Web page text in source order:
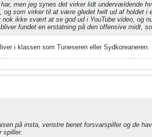
men jeg synes det virker lidt undervældende
som virker til at være gledet helt ud af holdet i
ikke svært at se god ud i YouTube video, og
fundet en erstatning på den offensive midt,
i klassen som Tuneseren eller Sydkoreaneren.
på insta, venstre benet forsvarspiller og de
spiller.